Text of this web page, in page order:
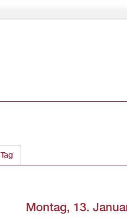
Tag(aktiver Reiter)
Montag, 13.